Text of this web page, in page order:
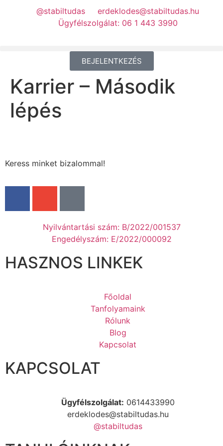
@stabiltudas
erdeklodes@stabiltudas.hu
Ügyfélszolgálat: 06 1 443 3990
BEJELENTKEZÉS
Karrier – Második
lépés
Keress minket bizalommal!
Nyilvántartási szám: B/2022/001537
Engedélyszám: E/2022/000092
HASZNOS LINKEK
Főoldal
Tanfolyamaink
Rólunk
Blog
Kapcsolat
KAPCSOLAT
Ügyfélszolgálat: 0614433990
erdeklodes@stabiltudas.hu
@stabiltudas